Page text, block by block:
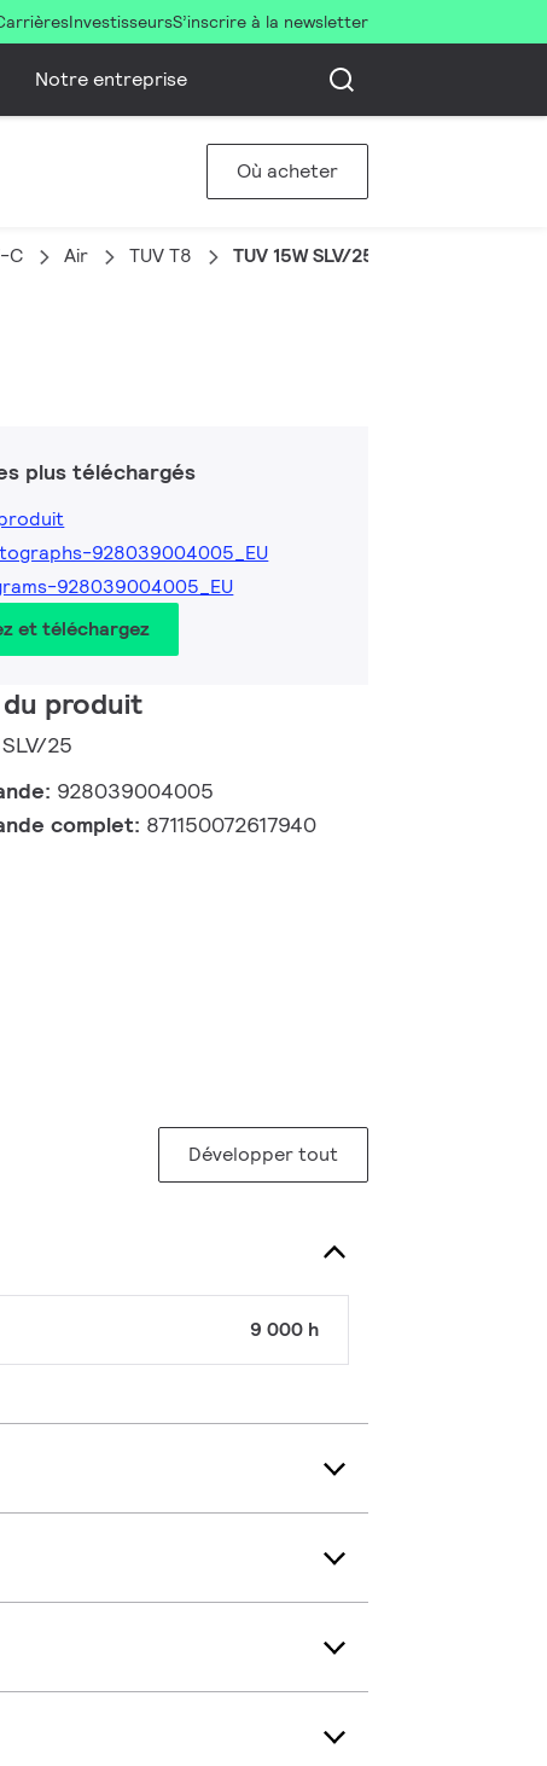
InvestisseursS’inscrire à la newsletter
Notre entreprise
Où acheter
C Air TUV T8 TUV 15W SLV/25
plus téléchargés
928039004005_EU
928039004005_EU
et téléchargez
produit
25
928039004005
complet: 871150072617940
Développer tout
9 000 h